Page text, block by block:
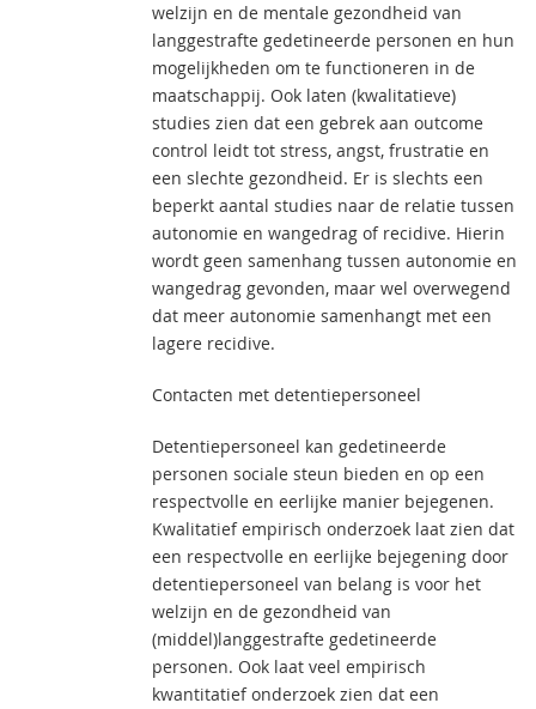
welzijn en de mentale gezondheid van
langgestrafte gedetineerde personen en hun
mogelijkheden om te functioneren in de
maatschappij. Ook laten (kwalitatieve)
studies zien dat een gebrek aan outcome
control leidt tot stress, angst, frustratie en
een slechte gezondheid. Er is slechts een
beperkt aantal studies naar de relatie tussen
autonomie en wangedrag of recidive. Hierin
wordt geen samenhang tussen autonomie en
wangedrag gevonden, maar wel overwegend
dat meer autonomie samenhangt met een
lagere recidive.
Contacten met detentiepersoneel
Detentiepersoneel kan gedetineerde
personen sociale steun bieden en op een
respectvolle en eerlijke manier bejegenen.
Kwalitatief empirisch onderzoek laat zien dat
een respectvolle en eerlijke bejegening door
detentiepersoneel van belang is voor het
welzijn en de gezondheid van
(middel)langgestrafte gedetineerde
personen. Ook laat veel empirisch
kwantitatief onderzoek zien dat een